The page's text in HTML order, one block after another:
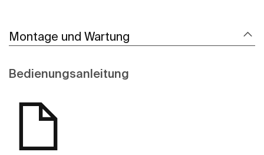
Montage und Wartung
Bedienungsanleitung